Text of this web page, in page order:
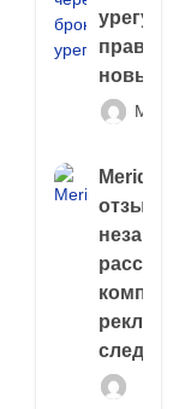
правда
новый
следа